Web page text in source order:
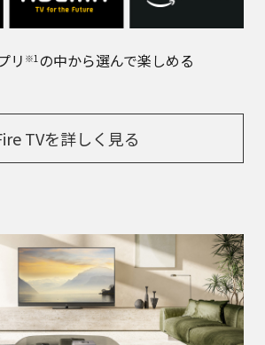
リ ※1の中から選んで楽しめる
TVを詳しく見る